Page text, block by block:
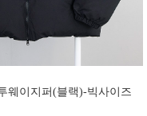
웨이지퍼(블랙)-빅사이즈